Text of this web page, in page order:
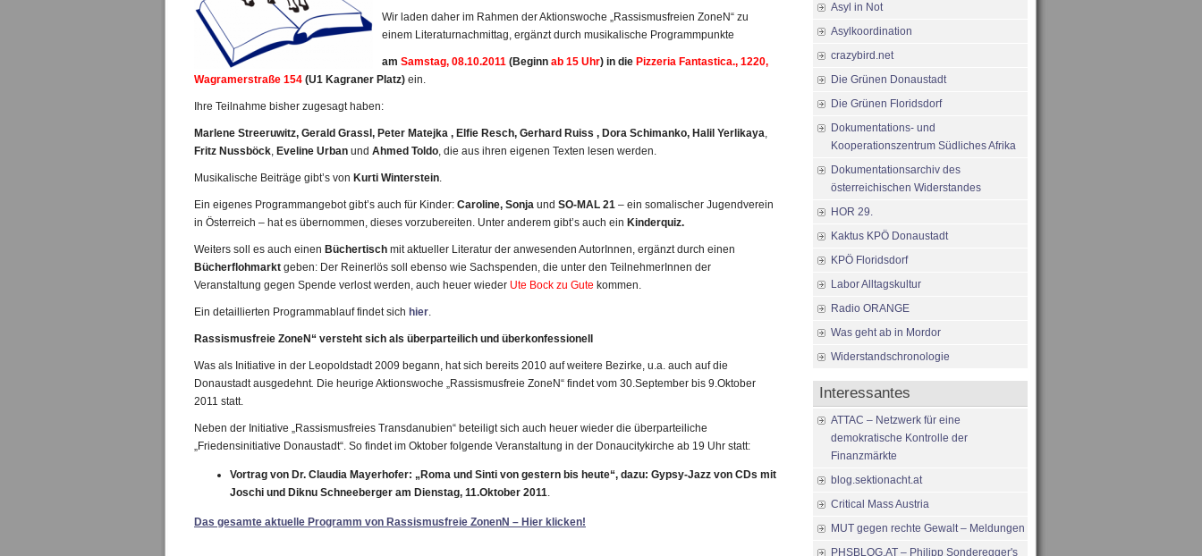
Wir laden daher im Rahmen der Aktionswoche „Rassismusfreien ZoneN“ zu
einem Literaturnachmittag, ergänzt durch musikalische Programmpunkte
am Samstag, 08.10.2011 (Beginn ab 15 Uhr) in die Pizzeria Fantastica., 1220,
Wagramerstraße 154 (U1 Kagraner Platz) ein.
Ihre Teilnahme bisher zugesagt haben:
Marlene Streeruwitz, Gerald Grassl, Peter Matejka , Elfie Resch, Gerhard Ruiss , Dora Schimanko, Halil Yerlikaya,
Fritz Nussböck, Eveline Urban und Ahmed Toldo, die aus ihren eigenen Texten lesen werden.
Musikalische Beiträge gibt’s von Kurti Winterstein.
Ein eigenes Programmangebot gibt’s auch für Kinder: Caroline, Sonja und SO-MAL 21 – ein somalischer Jugendverein
in Österreich – hat es übernommen, dieses vorzubereiten. Unter anderem gibt’s auch ein Kinderquiz.
Weiters soll es auch einen Büchertisch mit aktueller Literatur der anwesenden AutorInnen, ergänzt durch einen
Bücherflohmarkt geben: Der Reinerlös soll ebenso wie Sachspenden, die unter den TeilnehmerInnen der
Veranstaltung gegen Spende verlost werden, auch heuer wieder Ute Bock zu Gute kommen.
Ein detaillierten Programmablauf findet sich hier.
Rassismusfreie ZoneN“ versteht sich als überparteilich und überkonfessionell
Was als Initiative in der Leopoldstadt 2009 begann, hat sich bereits 2010 auf weitere Bezirke, u.a. auch auf die
Donaustadt ausgedehnt. Die heurige Aktionswoche „Rassismusfreie ZoneN“ findet vom 30.September bis 9.Oktober
2011 statt.
Neben der Initiative „Rassismusfreies Transdanubien“ beteiligt sich auch heuer wieder die überparteiliche
„Friedensinitiative Donaustadt“. So findet im Oktober folgende Veranstaltung in der Donaucitykirche ab 19 Uhr statt:
Vortrag von Dr. Claudia Mayerhofer: „Roma und Sinti von gestern bis heute“, dazu: Gypsy-Jazz von CDs mit
Joschi und Diknu Schneeberger am Dienstag, 11.Oktober 2011.
Das gesamte aktuelle Programm von Rassismusfreie ZonenN – Hier klicken!
Asyl in Not
Asylkoordination
crazybird.net
Die Grünen Donaustadt
Die Grünen Floridsdorf
Dokumentations- und
Kooperationszentrum Südliches Afrika
Dokumentationsarchiv des
österreichischen Widerstandes
HOR 29.
Kaktus KPÖ Donaustadt
KPÖ Floridsdorf
Labor Alltagskultur
Radio ORANGE
Was geht ab in Mordor
Widerstandschronologie
Interessantes
ATTAC – Netzwerk für eine
demokratische Kontrolle der
Finanzmärkte
blog.sektionacht.at
Critical Mass Austria
MUT gegen rechte Gewalt – Meldungen
PHSBLOG.AT – Philipp Sonderegger's